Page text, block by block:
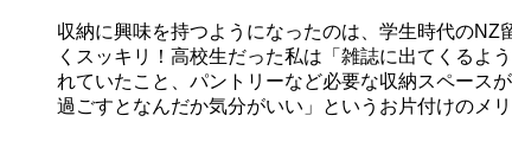
収納に興味を持つようになったのは、学生時代の
くスッキリ！高校生だった私は「雑誌に出てくるよ
れていたこと、パントリーなど必要な収納スペース
過ごすとなんだか気分がいい」というお片付けのメ